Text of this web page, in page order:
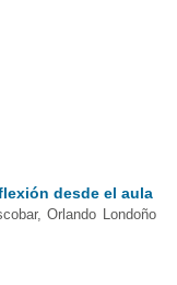
desde el aula
Orlando Londoño